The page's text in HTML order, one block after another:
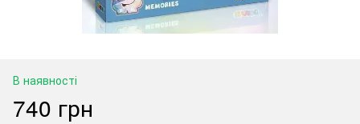
В наявності
740 грн